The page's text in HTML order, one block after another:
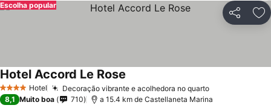
Partilhar
Escolha popular
4 EstrelasHotel Decoração vibrante e acolhedora no quarto
Hotel Accord Le Rose
8,1 Muito boa 710 a 15.4 km de Castellaneta Marina